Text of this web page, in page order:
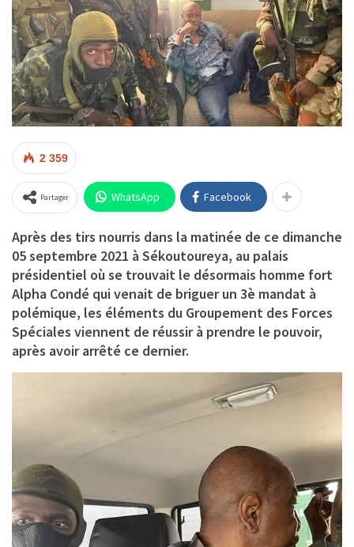
2 359
Partager WhatsApp Facebook
Après des tirs nourris dans la matinée de ce dimanche
05 septembre 2021 à Sékoutoureya, au palais
présidentiel où se trouvait le désormais homme fort
Alpha Condé qui venait de briguer un 3è mandat à
polémique, les éléments du Groupement des Forces
Spéciales viennent de réussir à prendre le pouvoir,
après avoir arrêté ce dernier.